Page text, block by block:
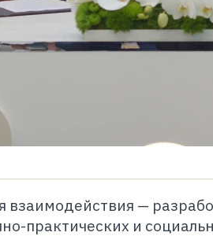
взаимодействия —
практических и